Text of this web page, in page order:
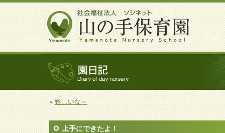
«難しいな～
上手にできたよ！